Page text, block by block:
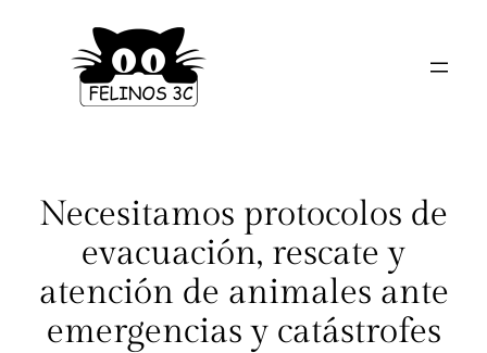
contenido
Necesitamos protocolos de
evacuación, rescate y
atención de animales ante
emergencias y catástrofes